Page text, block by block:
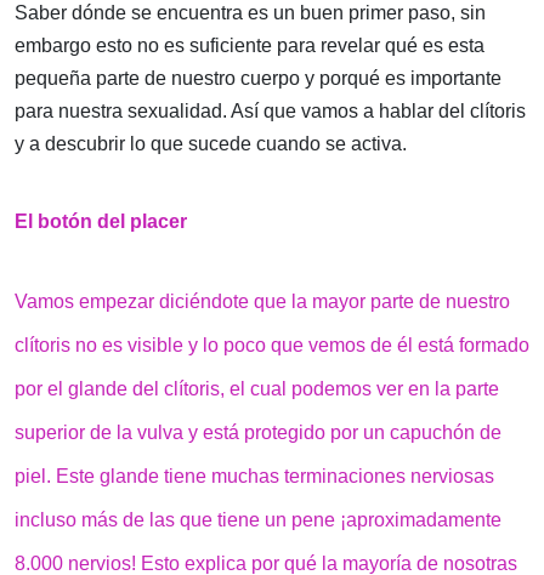
Saber dónde se encuentra es un buen primer paso, sin
embargo esto no es suficiente para revelar qué es esta
pequeña parte de nuestro cuerpo y porqué es importante
para nuestra sexualidad. Así que vamos a hablar del clítoris
y a descubrir lo que sucede cuando se activa.
El botón del placer
Vamos empezar diciéndote que la mayor parte de nuestro
clítoris no es visible y lo poco que vemos de él está formado
por el glande del clítoris, el cual podemos ver en la parte
superior de la vulva y está protegido por un capuchón de
piel. Este glande tiene muchas terminaciones nerviosas
incluso más de las que tiene un pene ¡aproximadamente
8.000 nervios! Esto explica por qué la mayoría de nosotras